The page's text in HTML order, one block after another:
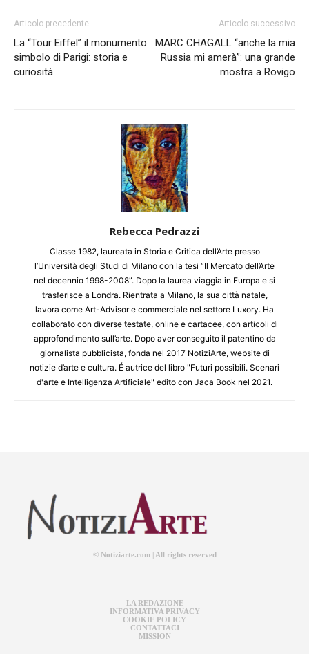
Articolo precedente
La “Tour Eiffel” il monumento
simbolo di Parigi: storia e
curiosità
Articolo successivo
MARC CHAGALL “anche la mia
Russia mi amerà”: una grande
mostra a Rovigo
Rebecca Pedrazzi
Classe 1982, laureata in Storia e Critica dell’Arte presso
l’Università degli Studi di Milano con la tesi “Il Mercato dell’Arte
nel decennio 1998-2008”. Dopo la laurea viaggia in Europa e si
trasferisce a Londra. Rientrata a Milano, la sua città natale,
lavora come Art-Advisor e commerciale nel settore Luxory. Ha
collaborato con diverse testate, online e cartacee, con articoli di
approfondimento sull’arte. Dopo aver conseguito il patentino da
giornalista pubblicista, fonda nel 2017 NotiziArte, website di
notizie d’arte e cultura. É autrice del libro "Futuri possibili. Scenari
d'arte e Intelligenza Artificiale" edito con Jaca Book nel 2021.
© Notiziarte.com | All rights reserved
LA REDAZIONE
INFORMATIVA PRIVACY
COOKIE POLICY
CONTATTACI
MISSION